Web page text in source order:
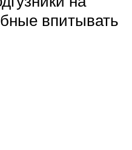
впитывать